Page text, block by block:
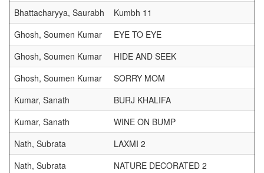
Bhattacharyya, Saurabh
Kumbh 11
Ghosh, Soumen Kumar
EYE TO EYE
Ghosh, Soumen Kumar
HIDE AND SEEK
Ghosh, Soumen Kumar
SORRY MOM
Kumar, Sanath
BURJ KHALIFA
Kumar, Sanath
WINE ON BUMP
Nath, Subrata
LAXMI 2
Nath, Subrata
NATURE DECORATED 2